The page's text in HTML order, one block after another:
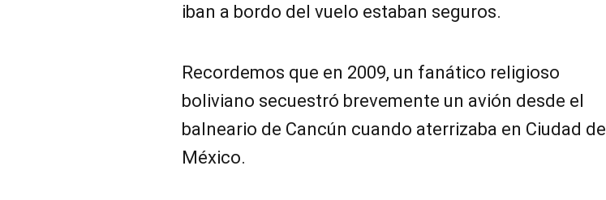
iban a bordo del vuelo estaban seguros.
Recordemos que en 2009, un fanático religioso
boliviano secuestró brevemente un avión desde el
balneario de Cancún cuando aterrizaba en Ciudad de
México.